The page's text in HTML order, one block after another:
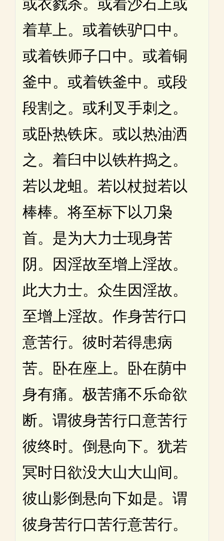
或衣戮杀。或着沙石上或
着草上。或着铁驴口中。
或着铁师子口中。或着铜
釜中。或着铁釜中。或段
段割之。或利叉手刺之。
或卧热铁床。或以热油洒
之。着臼中以铁杵捣之。
若以龙蛆。若以杖挝若以
棒棒。将至标下以刀枭
首。是为大力士现身苦
阴。因淫故至增上淫故。
此大力士。众生因淫故。
至增上淫故。作身苦行口
意苦行。彼时若得患病
苦。卧在座上。卧在荫中
身有痛。极苦痛不乐命欲
断。谓彼身苦行口意苦行
彼终时。倒悬向下。犹若
冥时日欲没大山大山间。
彼山影倒悬向下如是。谓
彼身苦行口苦行意苦行。